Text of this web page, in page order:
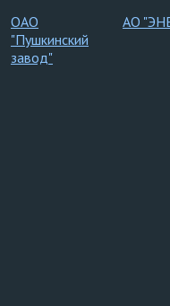
ОАО
"Пушкинский
завод"
АО